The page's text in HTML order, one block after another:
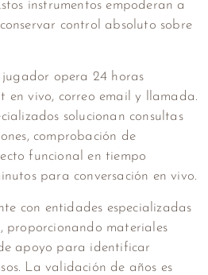
instrumentos empoderan a
control absoluto sobre
opera 24 horas
en vivo, correo email y llamada.
solucionan consultas
comprobación de
funcional en tiempo
para conversación en vivo.
con entidades especializadas
proporcionando materiales
apoyo para identificar
La validación de años es